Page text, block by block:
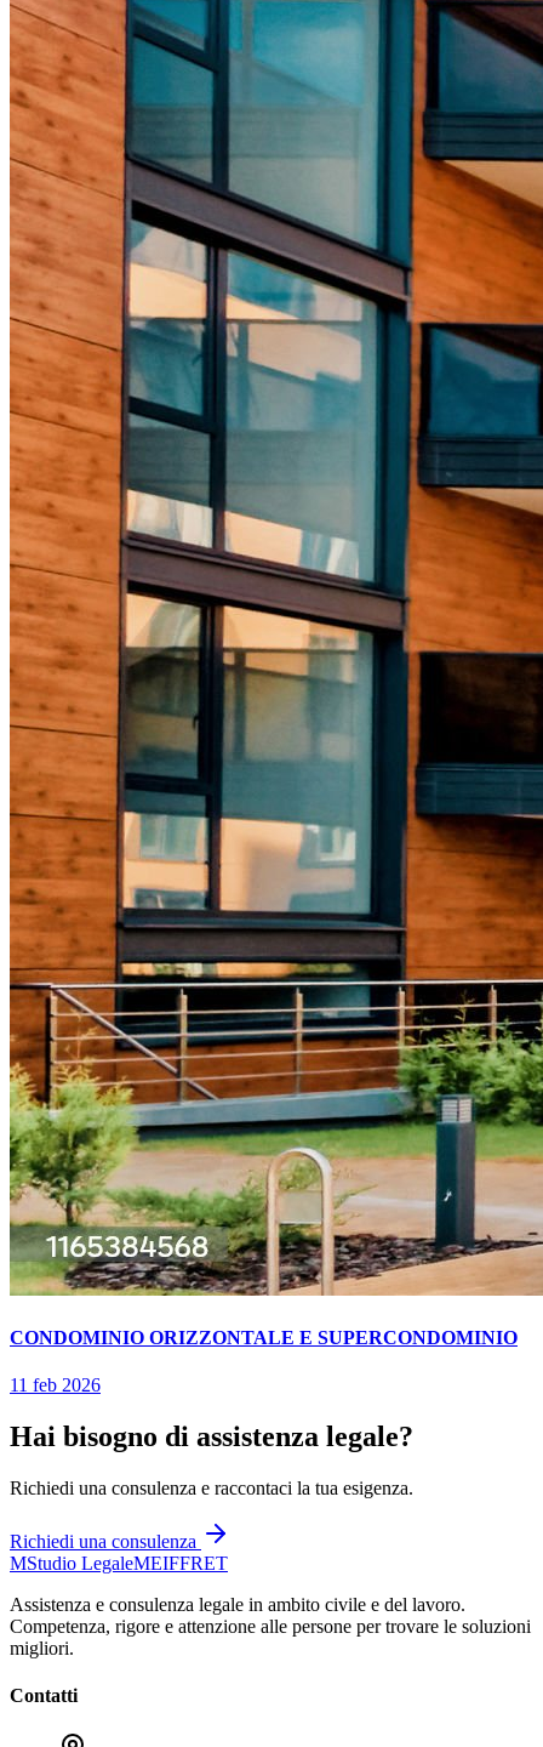
CONDOMINIO ORIZZONTALE E SUPERCONDOMINIO
11 feb 2026
Hai bisogno di assistenza legale?
Richiedi una consulenza e raccontaci la tua esigenza.
Richiedi una consulenza
MStudio LegaleMEIFFRET
Assistenza e consulenza legale in ambito civile e del lavoro.
Competenza, rigore e attenzione alle persone per trovare le soluzioni
migliori.
Contatti